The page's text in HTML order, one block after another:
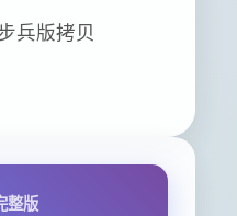
兵版拷贝
整版